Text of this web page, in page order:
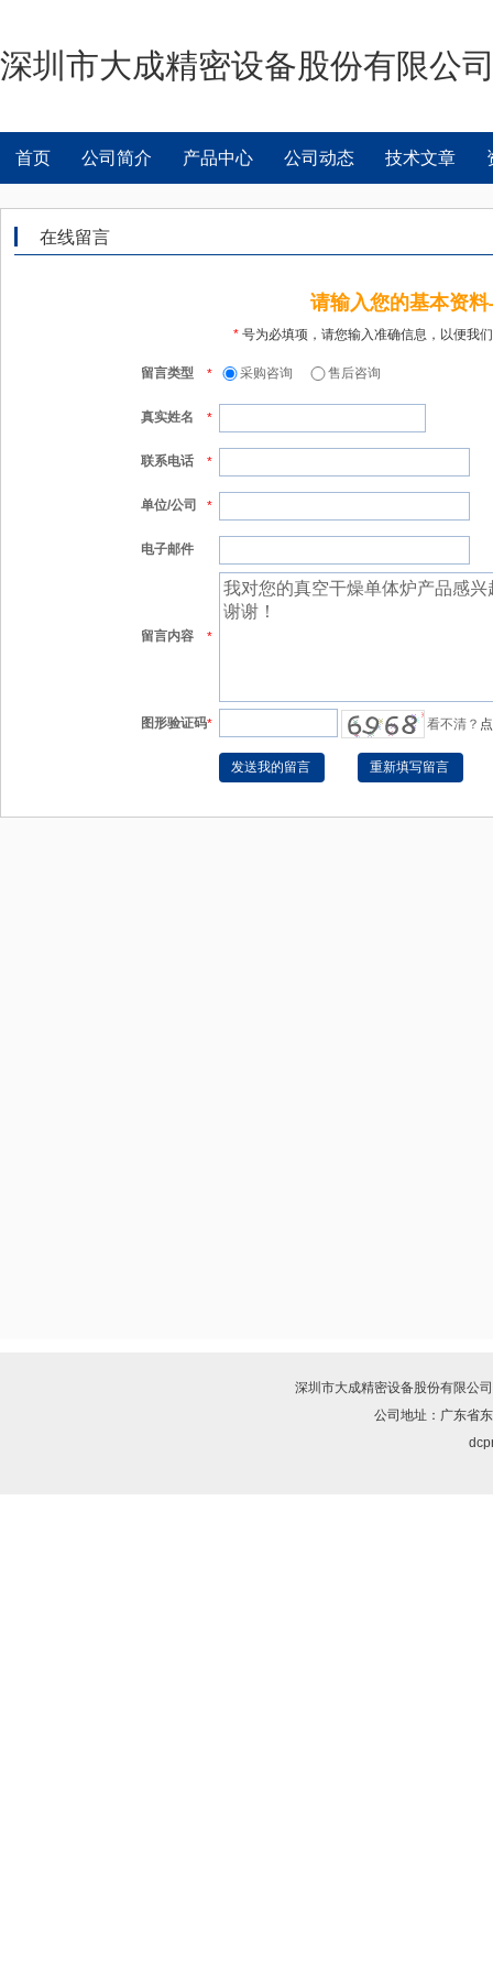
深圳市大成精密设备股份有限公
首页 公司简介 产品中心 公司动态 技术文章
在线留言
请输入您的基本资
* 号为必填项，请您输入准确信息，以便我
留言类型 * 采购咨询 售后咨询
真实姓名 *
联系电话 *
单位/公司 *
电子邮件
留言内容 *
图形验证码* 看不清？
深圳市大成精密设备股份有限公司
公司地址：广东省